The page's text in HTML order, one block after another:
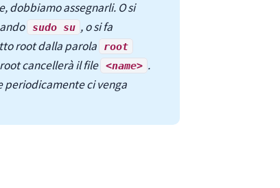
dobbiamo assegnarli. O si
sudo su , o si fa
root dalla parola
root
cancellerà il file <name> .
periodicamente ci venga